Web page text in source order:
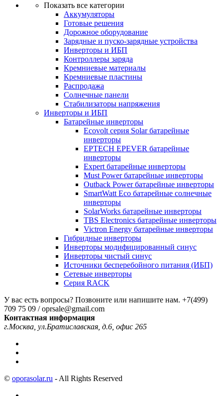
Показать все категории
Аккумуляторы
Готовые решения
Дорожное оборудование
Зарядные и пуско-зарядные устройства
Инверторы и ИБП
Контроллеры заряда
Кремниевые материалы
Кремниевые пластины
Распродажа
Солнечные панели
Стабилизаторы напряжения
Инверторы и ИБП
Батарейные инверторы
Ecovolt серия Solar батарейные
инверторы
EPTECH EPEVER батарейные
инверторы
Expert батарейные инверторы
Must Power батарейные инверторы
Outback Power батарейные инверторы
SmartWatt Eco батарейные солнечные
инверторы
SolarWorks батарейные инверторы
TBS Electronics батарейные инверторы
Victron Energy батарейные инверторы
Гибридные инверторы
Инверторы модифицированный синус
Инверторы чистый синус
Источники бесперебойного питания (ИБП)
Сетевые инверторы
Серия RACK
У вас есть вопросы? Позвоните или напишите нам. +7(499)
709 75 09 / oprsale@gmail.com
Контактная информация
г.Москва, ул.Братиславская, д.6, офис 265
© oporasolar.ru - All Rights Reserved